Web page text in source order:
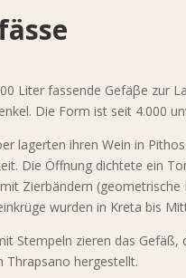
Liter fassende Gefäβe zur
Die Form ist seit 4.000
lagerten ihren Wein in
Die Öffnung dichtete ein
Zierbändern
wurden in Kreta bis
Stempeln zieren das
Thrapsano hergestellt.